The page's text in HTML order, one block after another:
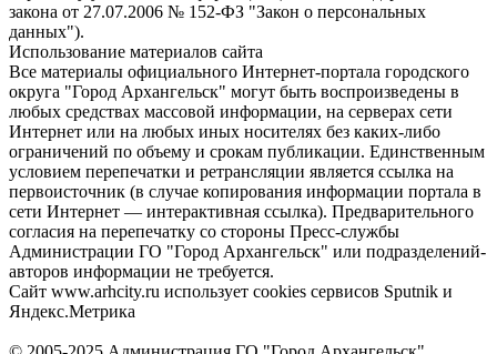
закона от 27.07.2006 № 152-ФЗ "Закон о персональных
данных").
Использование материалов сайта
Все материалы официального Интернет-портала городского
округа "Город Архангельск" могут быть воспроизведены в
любых средствах массовой информации, на серверах сети
Интернет или на любых иных носителях без каких-либо
ограничений по объему и срокам публикации. Единственным
условием перепечатки и ретрансляции является ссылка на
первоисточник (в случае копирования информации портала в
сети Интернет — интерактивная ссылка). Предварительного
согласия на перепечатку со стороны Пресс-службы
Администрации ГО "Город Архангельск" или подразделений-
авторов информации не требуется.
Сайт www.arhcity.ru использует cookies сервисов Sputnik и
Яндекс.Метрика